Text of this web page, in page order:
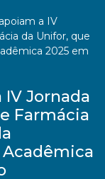
a IV
da Unifor, que
2025 em
IV Jornada
Farmácia